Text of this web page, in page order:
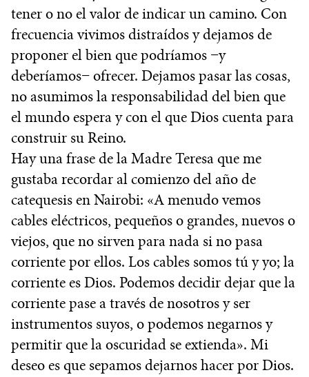
tener o no el valor de indicar un camino. Con
frecuencia vivimos distraídos y dejamos de
proponer el bien que podríamos −y
deberíamos− ofrecer. Dejamos pasar las cosas,
no asumimos la responsabilidad del bien que
el mundo espera y con el que Dios cuenta para
construir su Reino.
Hay una frase de la Madre Teresa que me
gustaba recordar al comienzo del año de
catequesis en Nairobi: «A menudo vemos
cables eléctricos, pequeños o grandes, nuevos o
viejos, que no sirven para nada si no pasa
corriente por ellos. Los cables somos tú y yo; la
corriente es Dios. Podemos decidir dejar que la
corriente pase a través de nosotros y ser
instrumentos suyos, o podemos negarnos y
permitir que la oscuridad se extienda». Mi
deseo es que sepamos dejarnos hacer por Dios.